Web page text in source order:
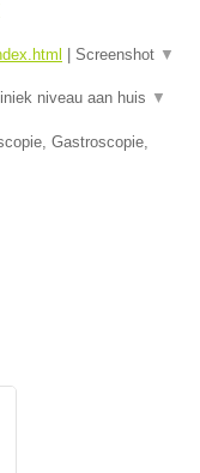
Screenshot ▼
niveau aan huis ▼
Gastroscopie,